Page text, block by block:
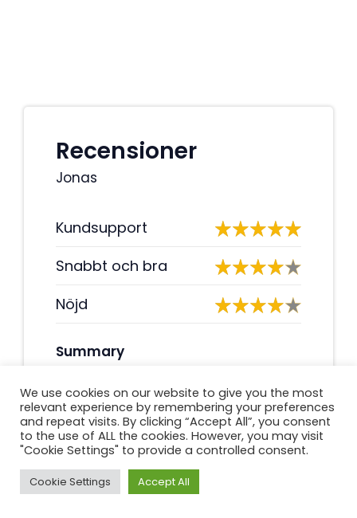
Recensioner
Jonas
Kundsupport
Snabbt och bra
Nöjd
Summary
har alltid haft tålamod att svara
på alla mina frågor. Själva lånet
var riktigt snabbt och enkelt att få.
Jag rekommenderar det starkt!
We use cookies on our website to give you the most
relevant experience by remembering your preferences
and repeat visits. By clicking “Accept All”, you consent
to the use of ALL the cookies. However, you may visit
"Cookie Settings" to provide a controlled consent.
Cookie Settings Accept All